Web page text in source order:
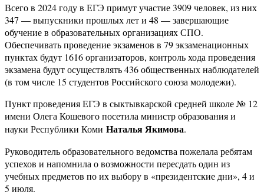
Всего в 2024 году в ЕГЭ примут участие 3909 человек, из них
347 — выпускники прошлых лет и 48 — завершающие
обучение в образовательных организациях СПО.
Обеспечивать проведение экзаменов в 79 экзаменационных
пунктах будут 1616 организаторов, контроль хода проведения
экзамена будут осуществлять 436 общественных наблюдателей
(в том числе 15 студентов Российского союза молодежи).
Пункт проведения ЕГЭ в сыктывкарской средней школе № 12
имени Олега Кошевого посетила министр образования и
науки Республики Коми Наталья Якимова.
Руководитель образовательного ведомства пожелала ребятам
успехов и напомнила о возможности пересдать один из
учебных предметов по их выбору в «президентские дни», 4 и
5 июля.